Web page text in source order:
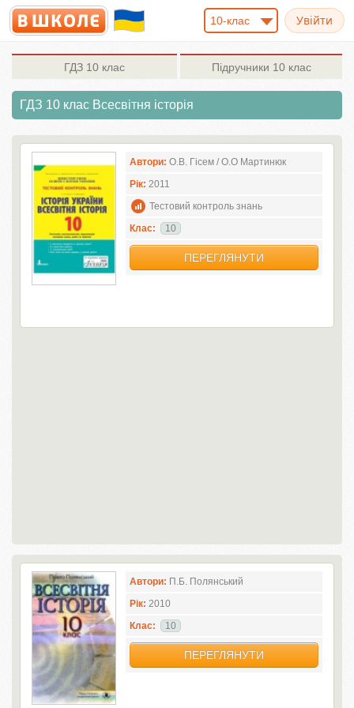
10-клас
ГДЗ 10 клас Підручники 10 клас
ГДЗ 10 клас Всесвітня історія
Автори: О.В. Гісем / О.О Мартинюк
Рік: 2011
Тестовий контроль знань
Клас:
10
ПЕРЕГЛЯНУТИ
Автори: П.Б. Полянський
Рік: 2010
Клас:
10
ПЕРЕГЛЯНУТИ